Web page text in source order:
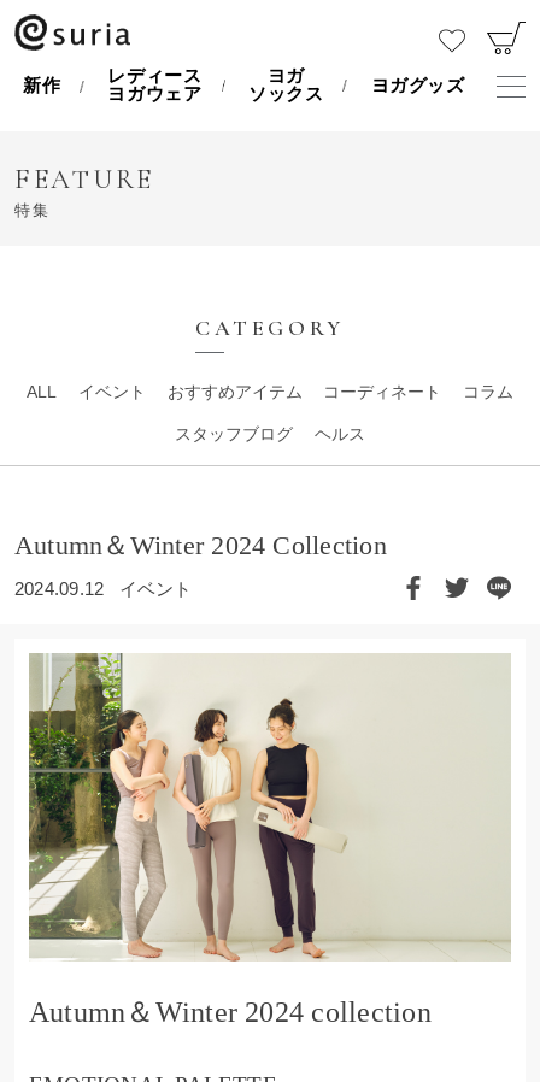
新作
レディース
ヨガウェア
ヨガ
ソックス
ヨガグッズ
FEATURE
特集
CATEGORY
ALL イベント おすすめアイテム コーディネート コラム
スタッフブログ ヘルス
Autumn＆Winter 2024 Collection
2024.09.12 イベント
Autumn＆Winter 2024 collection